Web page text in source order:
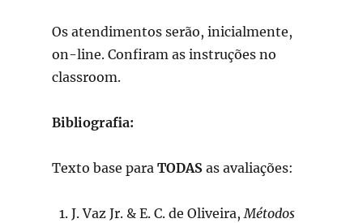
Os atendimentos serão, inicialmente,
on-line. Confiram as instruções no
classroom.
Bibliografia:
Texto base para TODASas avaliações:
J. Vaz Jr. & E. C. de Oliveira,Métodos